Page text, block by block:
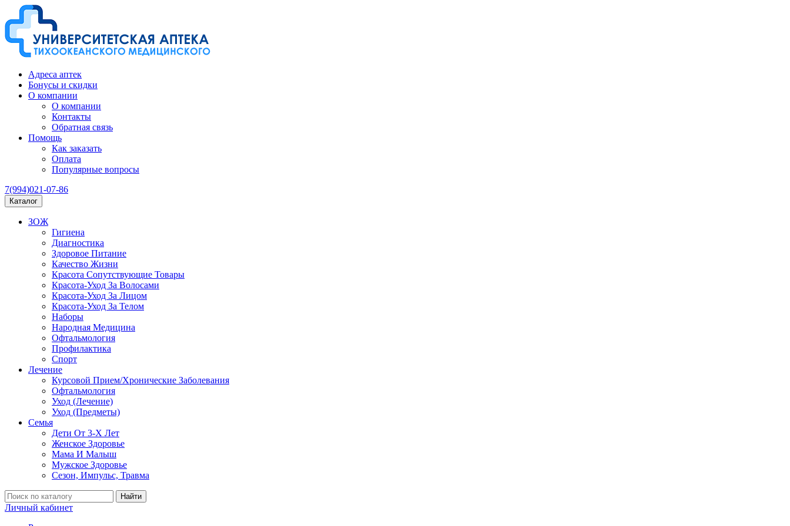
Адреса аптек
Бонусы и скидки
О компании
О компании
Контакты
Обратная связь
Помощь
Как заказать
Оплата
Популярные вопросы
7(994)021-07-86
Каталог
ЗОЖ
Гигиена
Диагностика
Здоровое Питание
Качество Жизни
Красота Сопутствующие Товары
Красота-Уход За Волосами
Красота-Уход За Лицом
Красота-Уход За Телом
Наборы
Народная Медицина
Офтальмология
Профилактика
Спорт
Лечение
Курсовой Прием/Хронические Заболевания
Офтальмология
Уход (Лечение)
Уход (Предметы)
Семья
Дети От 3-Х Лет
Женское Здоровье
Мама И Малыш
Мужское Здоровье
Сезон, Импульс, Травма
Найти
Личный кабинет